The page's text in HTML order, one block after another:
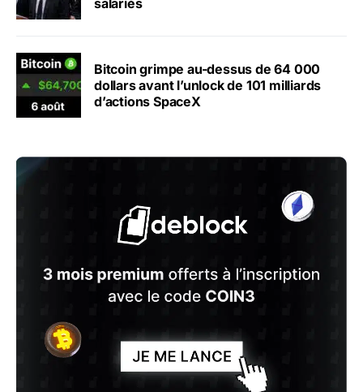
Bitcoin grimpe au-dessus de 64 000
dollars avant l’unlock de 101 milliards
d’actions SpaceX